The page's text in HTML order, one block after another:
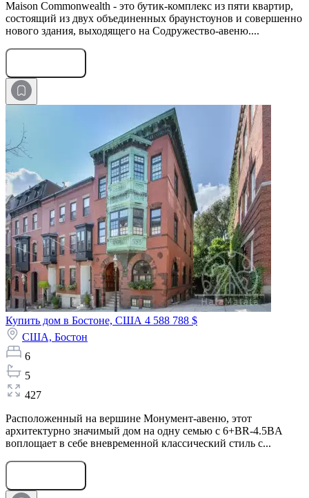
Maison Commonwealth - это бутик-комплекс из пяти квартир,
состоящий из двух объединенных браунстоунов и совершенно
нового здания, выходящего на Содружество-авеню....
Купить дом в Бостоне, США 4 588 788 $
США, Бостон
6
5
427
Расположенный на вершине Монумент-авеню, этот
архитектурно значимый дом на одну семью с 6+BR-4.5BA
воплощает в себе вневременной классический стиль с...